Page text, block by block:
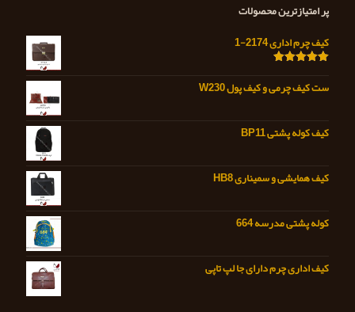
پر امتیازترین محصولات
کیف چرم اداری 2174-1
ست کیف چرمی و کیف پول W230
کیف کوله پشتی BP11
کیف همایشی و سمیناری HB8
کوله پشتی مدرسه 664
کیف اداری چرم دارای جا لپ تاپی